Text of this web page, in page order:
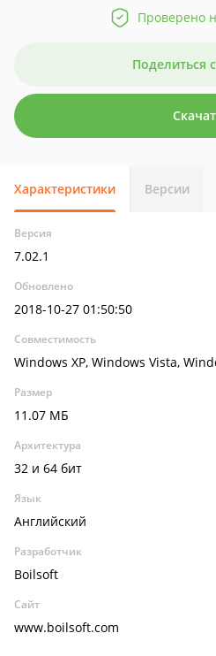
Проверено
Поделиться
Характеристики Версии
Версия
7.02.1
Обновлено
2018-10-27 01:50:50
Совместимость
Windows XP, Windows Vista,
Размер
11.07 МБ
Архитектура
32 и 64 бит
Язык
Английский
Разработчик
Boilsoft
Сайт
www.boilsoft.com